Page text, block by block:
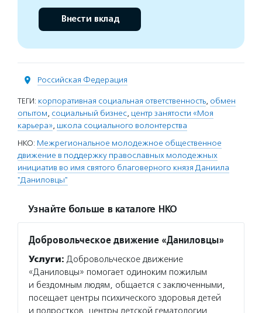
Внести вклад
Российская Федерация
ТЕГИ: корпоративная социальная ответственность, обмен
опытом, социальный бизнес, центр занятости «Моя
карьера», школа социального волонтерства
НКО: Межрегиональное молодежное общественное
движение в поддержку православных молодежных
инициатив во имя святого благоверного князя Даниила
"Даниловцы"
Узнайте больше в каталоге НКО
Добровольческое движение «Даниловцы»
Услуги: Добровольческое движение
«Даниловцы» помогает одиноким пожилым
и бездомным людям, общается с заключенными,
посещает центры психического здоровья детей
и подростков, центры детской гематологии,